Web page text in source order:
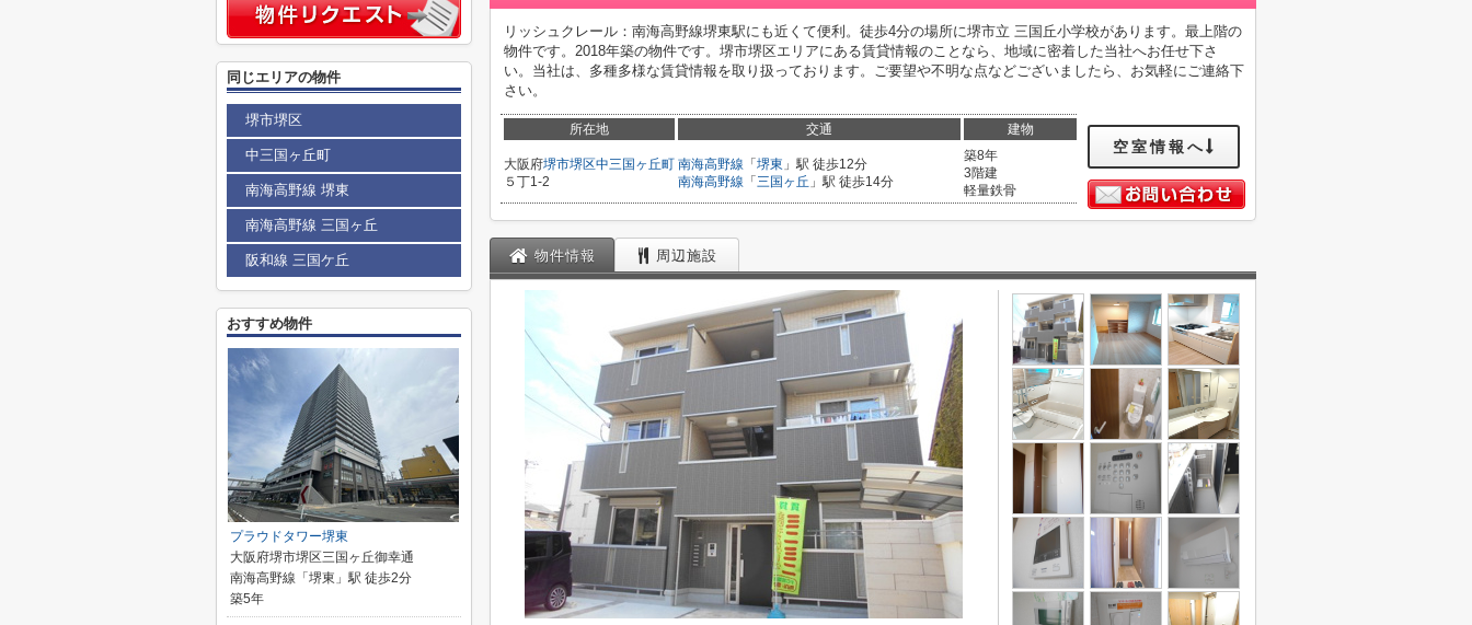
リッシュクレール：南海高野線堺東駅にも近くて便利。徒歩4分の場所に堺市立 三国丘小学校があります。最上階の
物件です。2018年築の物件です。堺市堺区エリアにある賃貸情報のことなら、地域に密着した当社へお任せ下さ
い。当社は、多種多様な賃貸情報を取り扱っております。ご要望や不明な点などございましたら、お気軽にご連絡下
さい。
所在地 交通 建物
大阪府堺市堺区中三国ヶ丘町
５丁1-2
南海高野線 「 堺東 」駅 徒歩12分
南海高野線 「 三国ヶ丘 」駅 徒歩14分
築8年
3階建
軽量鉄骨
空室情報へ
物件情報 周辺施設
同じエリアの物件
堺市堺区
中三国ヶ丘町
南海高野線 堺東
南海高野線 三国ヶ丘
阪和線 三国ケ丘
おすすめ物件
プラウドタワー堺東
大阪府堺市堺区三国ヶ丘御幸通
南海高野線「堺東」駅 徒歩2分
築5年